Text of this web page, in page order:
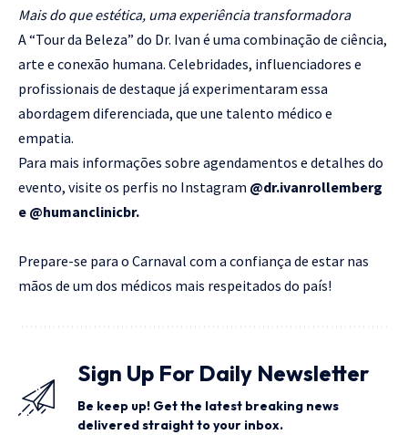
Mais do que estética, uma experiência transformadora
A “Tour da Beleza” do Dr. Ivan é uma combinação de ciência,
arte e conexão humana. Celebridades, influenciadores e
profissionais de destaque já experimentaram essa
abordagem diferenciada, que une talento médico e
empatia.
Para mais informações sobre agendamentos e detalhes do
evento, visite os perfis no Instagram @dr.ivanrollemberg
e @humanclinicbr.
Prepare-se para o Carnaval com a confiança de estar nas
mãos de um dos médicos mais respeitados do país!
Sign Up For Daily Newsletter
Be keep up! Get the latest breaking news
delivered straight to your inbox.